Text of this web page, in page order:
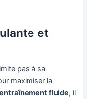
et
pas à sa
maximiser la
fluide, il